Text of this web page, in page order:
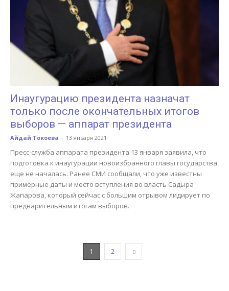
Инаугурацию президента назначат
только после окончательных итогов
выборов — аппарат президента
Айдай Токоева - 13 января 2021
Пресс-служба аппарата президента 13 января заявила, что
подготовка к инаугурации новоизбранного главы государства
еще не началась. Ранее СМИ сообщали, что уже известны
примерные даты и место вступления во власть Садыра
Жапарова, который сейчас с большим отрывом лидирует по
предварительным итогам выборов.
1 2